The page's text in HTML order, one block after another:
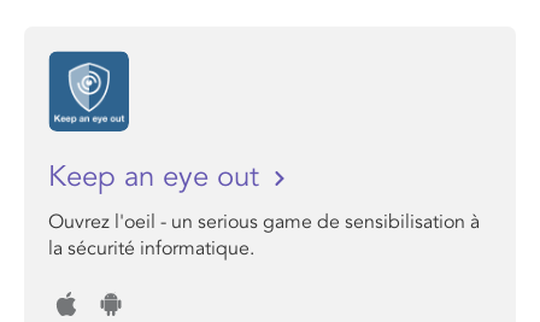
Keep an eye out
Ouvrez l'oeil - un serious game de sensibilisation à
la sécurité informatique.